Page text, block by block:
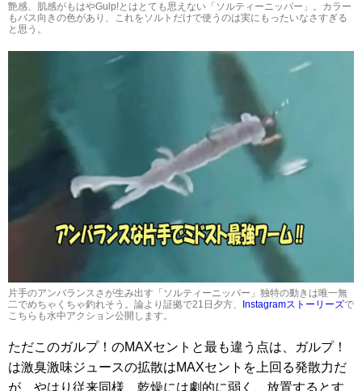
艶感、肌感がもはやGulp!とはとても思えない「ソルティーニッパー」。カラー
もバス向きの色があり、これをソルトだけで使うのは実にもったいなさすぎる
と思う。
片手のアンバランスさが生み出す「ソルティーニッパー」独特の動きは唯一無
二でめちゃくちゃ釣れそう。論より証拠で21日夕方、
Instagramストーリーズで
こちらも水中アクション公開します。
ただこのガルプ！のMAXセントと最も違う点は、ガルプ！
は激臭激味ジュースの拡散はMAXセントを上回る発散力だ
が、やはり従来同様、乾燥には劇的に弱く、放置するとす